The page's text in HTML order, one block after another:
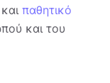
παθητικό
και του